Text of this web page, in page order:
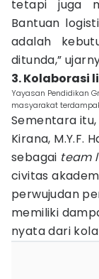
tetapi juga
Bantuan
adalah
ditunda,”
3. Kolaborasi
Yayasan Pendidikan
masyarakat
Sementara itu,
Kirana, M.Y.F.
sebagai team
civitas
perwujudan
memiliki
nyata dari